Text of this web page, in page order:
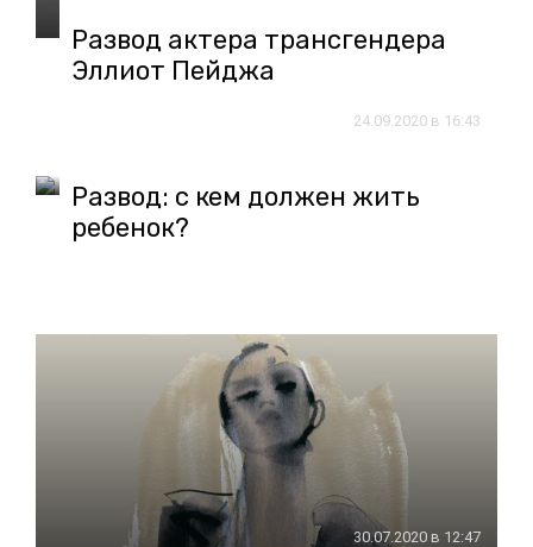
Развод актера трансгендера
Эллиот Пейджа
24.09.2020 в 16:43
Развод: с кем должен жить
ребенок?
30.07.2020 в 12:47